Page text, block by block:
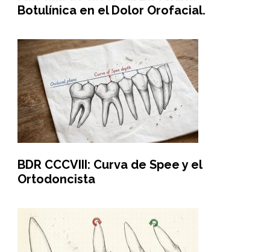
Botulínica en el Dolor Orofacial.
BDR CCCVIII: Curva de Spee y el
Ortodoncista